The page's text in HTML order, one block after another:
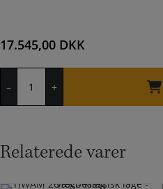
17.545,00 DKK
–
Maxi
antal
+
Relaterede varer